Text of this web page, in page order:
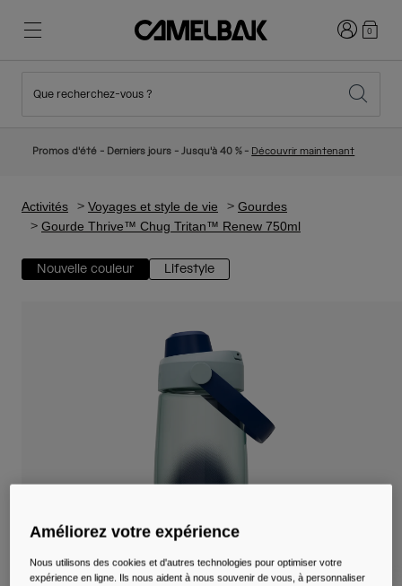
Nouveautés
Sacs Hydratation
Ceintures et sacoches
Réservoirs
Randonnée
Voyages et style de vie
Abandonner le tout Jetable
Connexion
0
Que recherchez-vous ?
Promos d'été - Derniers jours - Jusqu'à 40 % - Découvrir maintenant
Activités Voyages et style de vie
Gourdes
Gourde Thrive™ Chug Tritan™ Renew 750ml
Nouvelle couleur Lifestyle
Améliorez votre expérience
Nous utilisons des cookies et d'autres technologies pour optimiser votre
expérience en ligne. Ils nous aident à nous souvenir de vous, à personnaliser